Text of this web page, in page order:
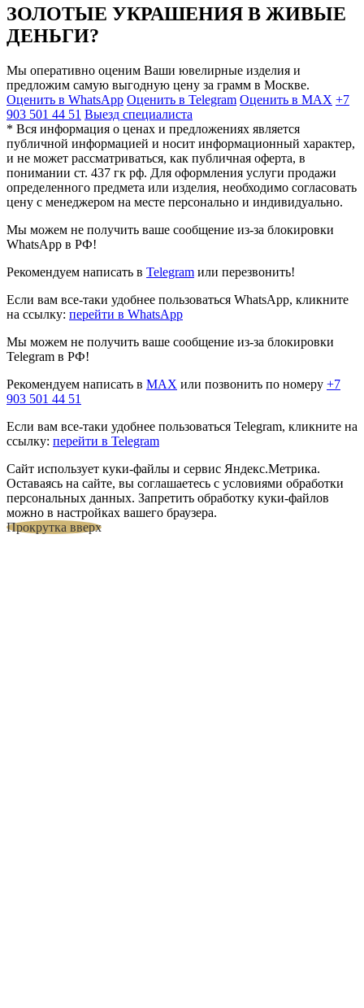
ЗОЛОТЫЕ УКРАШЕНИЯ В ЖИВЫЕ
ДЕНЬГИ?
Мы оперативно оценим Ваши ювелирные изделия и
предложим самую выгодную цену за грамм в Москве.
Оценить в WhatsApp Оценить в Telegram Оценить в MAX +7
903 501 44 51 Выезд специалиста
* Вся информация о ценах и предложениях является
публичной информацией и носит информационный характер,
и не может рассматриваться, как публичная оферта, в
понимании ст. 437 гк рф. Для оформления услуги продажи
определенного предмета или изделия, необходимо согласовать
цену с менеджером на месте персонально и индивидуально.
Мы можем не получить ваше сообщение из-за блокировки
WhatsApp в РФ!
Рекомендуем написать в Telegram или перезвонить!
Если вам все-таки удобнее пользоваться WhatsApp, кликните
на ссылку: перейти в WhatsApp
Мы можем не получить ваше сообщение из-за блокировки
Telegram в РФ!
Рекомендуем написать в MAX или позвонить по номеру +7
903 501 44 51
Если вам все-таки удобнее пользоваться Telegram, кликните на
ссылку: перейти в Telegram
Сайт использует куки-файлы и сервис Яндекс.Метрика.
Оставаясь на сайте, вы соглашаетесь с условиями обработки
персональных данных. Запретить обработку куки-файлов
можно в настройках вашего браузера.
Прокрутка вверх